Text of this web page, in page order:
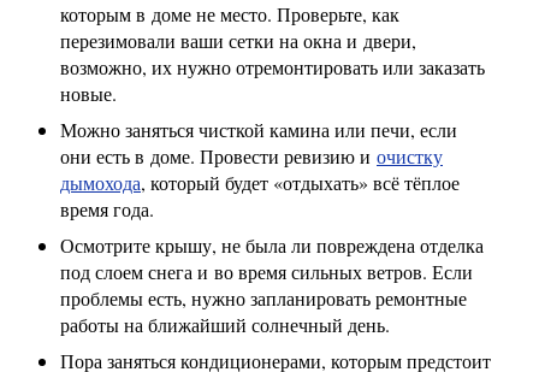
которым в доме не место. Проверьте, как
перезимовали ваши сетки на окна и двери,
возможно, их нужно отремонтировать или заказать
новые.
Можно заняться чисткой камина или печи, если
они есть в доме. Провести ревизию и очистку
дымохода, который будет «отдыхать» всё тёплое
время года.
Осмотрите крышу, не была ли повреждена отделка
под слоем снега и во время сильных ветров. Если
проблемы есть, нужно запланировать ремонтные
работы на ближайший солнечный день.
Пора заняться кондиционерами, которым предстоит